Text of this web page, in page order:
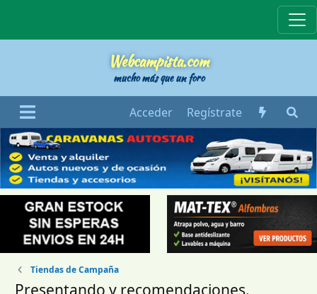
Webcampista.com
mucho más que un foro
Acceder Regístrate
Tiendas de Campaña
Presentando y recomendaciones.